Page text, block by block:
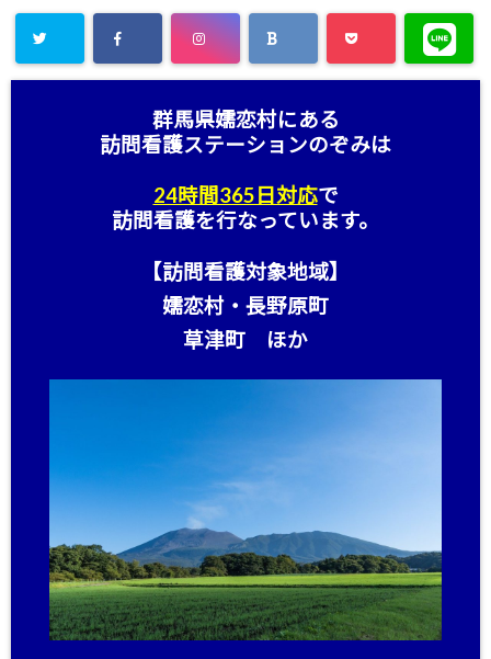
群馬県嬬恋村にある
訪問看護ステーションのぞみは
24時間365日対応で
訪問看護を行なっています。
【訪問看護対象地域】
嬬恋村・長野原町
草津町 ほか